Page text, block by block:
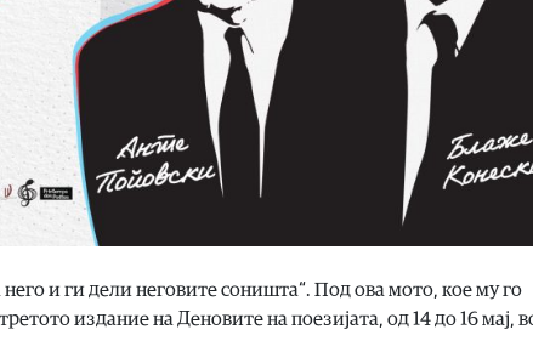
него и ги дели неговите соништа“. Под ова мото, кое му го
издание на Деновите на поезијата, од 14 до 16 мај,